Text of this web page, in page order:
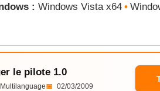
: Windows Vista x64 •
le pilote 1.0
Multilanguage📅 02/03/2009